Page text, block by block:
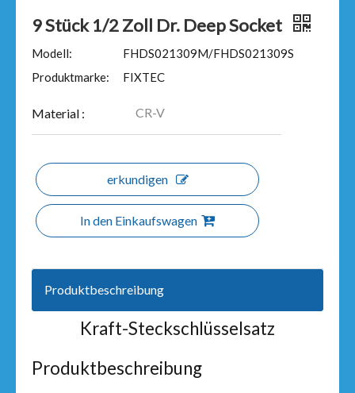
9 Stück 1/2 Zoll Dr. Deep Socket
Modell:
FHDS021309M/FHDS021309S
Produktmarke:
FIXTEC
Material : CR-V
erkundigen
In den Einkaufswagen
Produktbeschreibung
Kraft-Steckschlüsselsatz
Produktbeschreibung